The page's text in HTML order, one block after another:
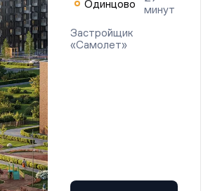
Одинцово
минут
Застройщик
«Самолет»